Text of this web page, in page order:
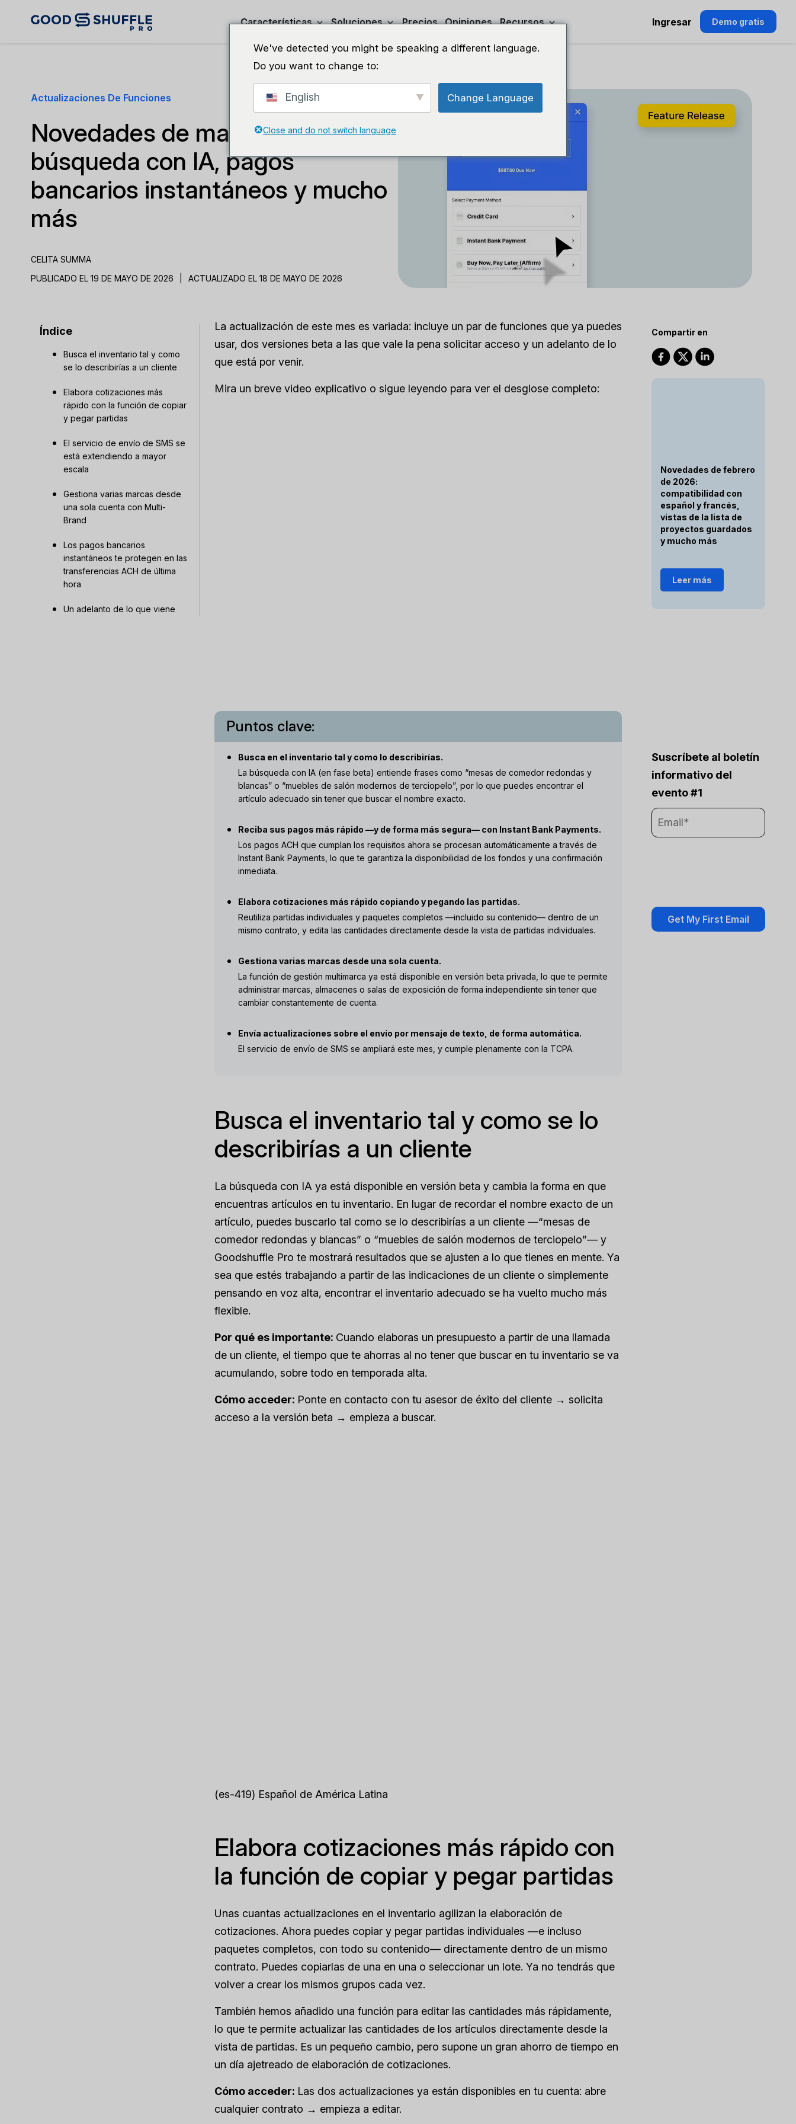
Características Soluciones Precios Opiniones Recursos Ingresar Demo gratis
Actualizaciones De Funciones
Novedades de mayo de 2026:
búsqueda con IA, pagos
bancarios instantáneos y mucho
más
CELITA SUMMA
PUBLICADO EL 19 DE MAYO DE 2026
ACTUALIZADO EL 18 DE MAYO DE 2026
Índice
Busca el inventario tal y como
se lo describirías a un cliente
Elabora cotizaciones más
rápido con la función de copiar
y pegar partidas
El servicio de envío de SMS se
está extendiendo a mayor
escala
Gestiona varias marcas desde
una sola cuenta con Multi-
Brand
Los pagos bancarios
instantáneos te protegen en las
transferencias ACH de última
hora
Un adelanto de lo que viene
La actualización de este mes es variada: incluye un par de funciones que ya puedes
usar, dos versiones beta a las que vale la pena solicitar acceso y un adelanto de lo
que está por venir.
Mira un breve video explicativo o sigue leyendo para ver el desglose completo:
Puntos clave:
Busca en el inventario tal y como lo describirías.
La búsqueda con IA (en fase beta) entiende frases como “mesas de comedor redondas y
blancas” o “muebles de salón modernos de terciopelo”, por lo que puedes encontrar el
artículo adecuado sin tener que buscar el nombre exacto.
Reciba sus pagos más rápido —y de forma más segura— con Instant Bank Payments.
Los pagos ACH que cumplan los requisitos ahora se procesan automáticamente a través de
Instant Bank Payments, lo que te garantiza la disponibilidad de los fondos y una confirmación
inmediata.
Elabora cotizaciones más rápido copiando y pegando las partidas.
Reutiliza partidas individuales y paquetes completos —incluido su contenido— dentro de un
mismo contrato, y edita las cantidades directamente desde la vista de partidas individuales.
Gestiona varias marcas desde una sola cuenta.
La función de gestión multimarca ya está disponible en versión beta privada, lo que te permite
administrar marcas, almacenes o salas de exposición de forma independiente sin tener que
cambiar constantemente de cuenta.
Envía actualizaciones sobre el envío por mensaje de texto, de forma automática.
El servicio de envío de SMS se ampliará este mes, y cumple plenamente con la TCPA.
Busca el inventario tal y como se lo
describirías a un cliente
La búsqueda con IA ya está disponible en versión beta y cambia la forma en que
encuentras artículos en tu inventario. En lugar de recordar el nombre exacto de un
artículo, puedes buscarlo tal como se lo describirías a un cliente —“mesas de
comedor redondas y blancas” o “muebles de salón modernos de terciopelo”— y
Goodshuffle Pro te mostrará resultados que se ajusten a lo que tienes en mente. Ya
sea que estés trabajando a partir de las indicaciones de un cliente o simplemente
pensando en voz alta, encontrar el inventario adecuado se ha vuelto mucho más
flexible.
Por qué es importante: Cuando elaboras un presupuesto a partir de una llamada
de un cliente, el tiempo que te ahorras al no tener que buscar en tu inventario se va
acumulando, sobre todo en temporada alta.
Cómo acceder: Ponte en contacto con tu asesor de éxito del cliente → solicita
acceso a la versión beta → empieza a buscar.
(es-419) Español de América Latina
Elabora cotizaciones más rápido con
la función de copiar y pegar partidas
Unas cuantas actualizaciones en el inventario agilizan la elaboración de
cotizaciones. Ahora puedes copiar y pegar partidas individuales —e incluso
paquetes completos, con todo su contenido— directamente dentro de un mismo
contrato. Puedes copiarlas de una en una o seleccionar un lote. Ya no tendrás que
volver a crear los mismos grupos cada vez.
También hemos añadido una función para editar las cantidades más rápidamente,
lo que te permite actualizar las cantidades de los artículos directamente desde la
vista de partidas. Es un pequeño cambio, pero supone un gran ahorro de tiempo en
un día ajetreado de elaboración de cotizaciones.
Cómo acceder: Las dos actualizaciones ya están disponibles en tu cuenta: abre
cualquier contrato → empieza a editar.
Compartir en
Novedades de febrero
de 2026:
compatibilidad con
español y francés,
vistas de la lista de
proyectos guardados
y mucho más
Leer más
Suscríbete al boletín
informativo del
evento #1
We've detected you might be speaking a different language.
Do you want to change to:
English Change Language
Close and do not switch language